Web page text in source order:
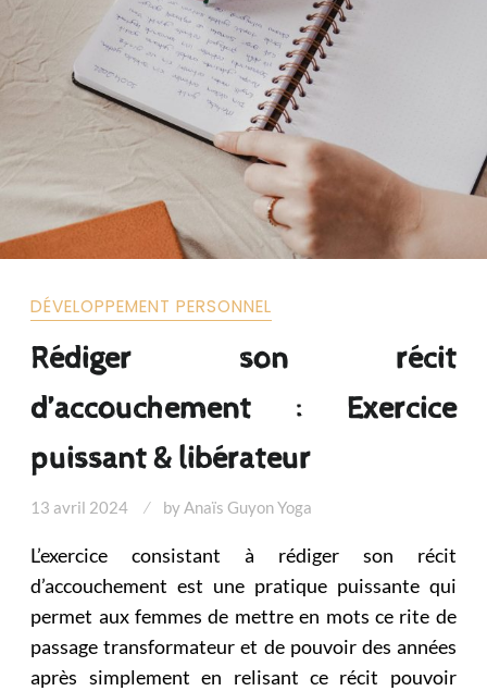
DÉVELOPPEMENT PERSONNEL
Rédiger son récit
d’accouchement : Exercice
puissant & libérateur
13 avril 2024 byAnaïs Guyon Yoga
L’exercice consistant à rédiger son récit
d’accouchement est une pratique puissante qui
permet aux femmes de mettre en mots ce rite de
passage transformateur et de pouvoir des années
après simplement en relisant ce récit pouvoir